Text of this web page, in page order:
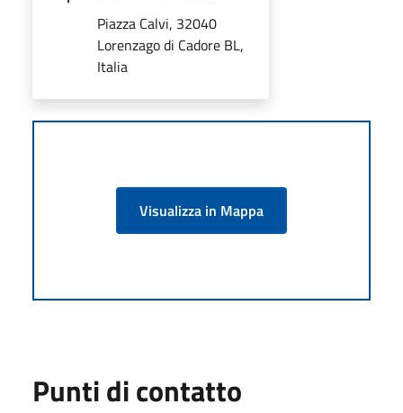
Piazza Calvi, 32040
Lorenzago di Cadore BL,
Italia
Visualizza in Mappa
Punti di contatto